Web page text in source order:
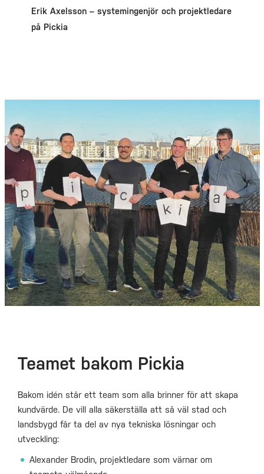
Erik Axelsson – systemingenjör och projektledare
på Pickia
Teamet bakom Pickia
Bakom idén står ett team som alla brinner för att skapa
kundvärde. De vill alla säkerställa att så väl stad och
landsbygd får ta del av nya tekniska lösningar och
utveckling:
Alexander Brodin, projektledare som värnar om